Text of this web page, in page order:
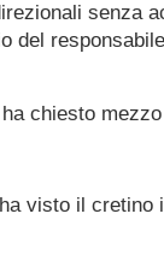
senza
del
ha chiesto mezzo
visto il cretino